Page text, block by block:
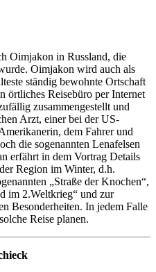
Oimjakon in Russland, die
Oimjakon wird auch als
ständig bewohnte Ortschaft
örtliches Reisebüro per Internet
zusammengestellt und
Arzt, einer bei der US-
dem Fahrer und
die sogenannten Lenafelsen
erfährt in dem Vortrag Details
Region im Winter, d.h.
„Straße der Knochen“,
im 2.Weltkrieg“ und zur
Besonderheiten. In jedem Falle
Reise planen.